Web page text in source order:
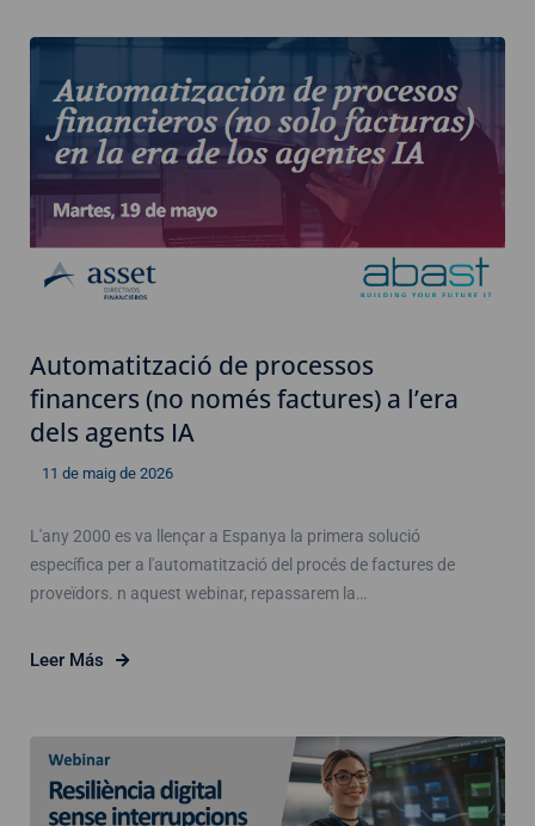
Automatització de processos
financers (no només factures) a l’era
dels agents IA
11 de maig de 2026
L'any 2000 es va llençar a Espanya la primera solució
específica per a l'automatització del procés de factures de
proveïdors. n aquest webinar, repassarem la…
Leer Más